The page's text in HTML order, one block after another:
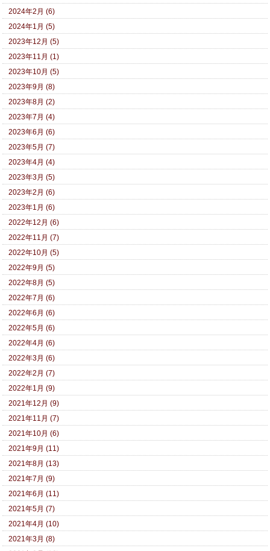
2024年2月 (6)
2024年1月 (5)
2023年12月 (5)
2023年11月 (1)
2023年10月 (5)
2023年9月 (8)
2023年8月 (2)
2023年7月 (4)
2023年6月 (6)
2023年5月 (7)
2023年4月 (4)
2023年3月 (5)
2023年2月 (6)
2023年1月 (6)
2022年12月 (6)
2022年11月 (7)
2022年10月 (5)
2022年9月 (5)
2022年8月 (5)
2022年7月 (6)
2022年6月 (6)
2022年5月 (6)
2022年4月 (6)
2022年3月 (6)
2022年2月 (7)
2022年1月 (9)
2021年12月 (9)
2021年11月 (7)
2021年10月 (6)
2021年9月 (11)
2021年8月 (13)
2021年7月 (9)
2021年6月 (11)
2021年5月 (7)
2021年4月 (10)
2021年3月 (8)